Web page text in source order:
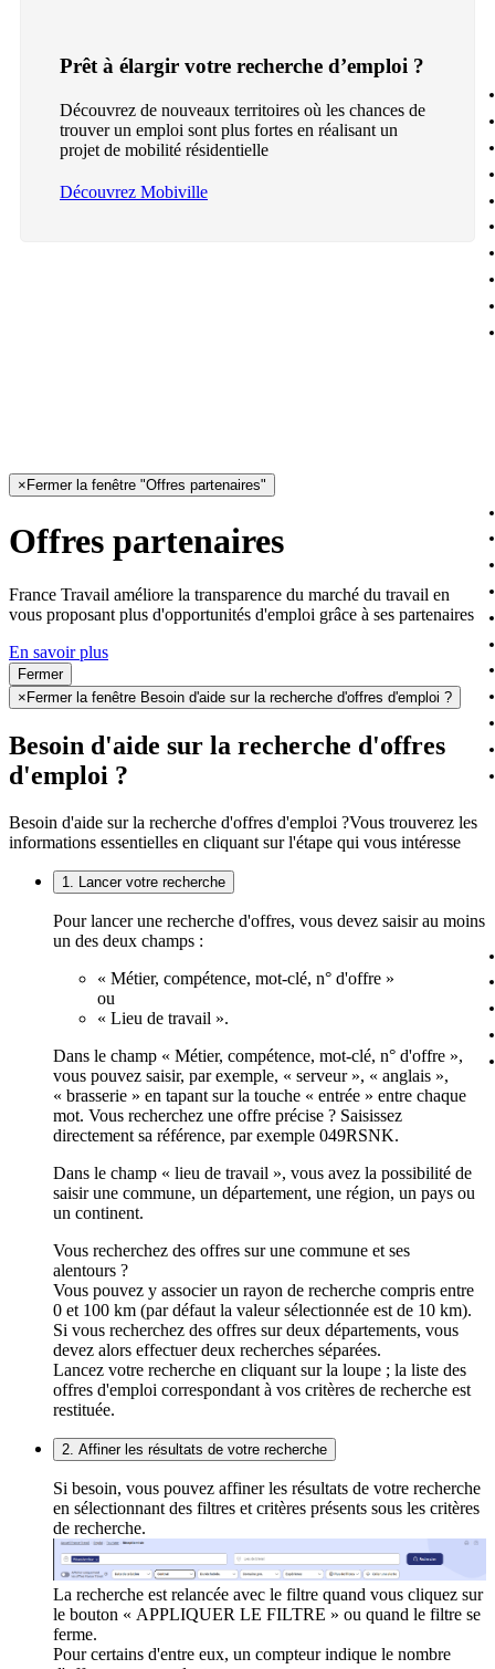
Prêt à élargir votre recherche d’emploi ?
Découvrez de nouveaux territoires où les chances de
trouver un emploi sont plus fortes en réalisant un
projet de mobilité résidentielle
Découvrez Mobiville
× Fermer la fenêtre "Offres partenaires"
Offres partenaires
France Travail améliore la transparence du marché du travail en
vous proposant plus d'opportunités d'emploi grâce à ses partenaires
En savoir plus
Fermer
× Fermer la fenêtre Besoin d'aide sur la recherche d'offres d'emploi ?
Besoin d'aide sur la recherche d'offres
d'emploi ?
Besoin d'aide sur la recherche d'offres d'emploi ?Vous trouverez les
informations essentielles en cliquant sur l'étape qui vous intéresse
1. Lancer votre recherche
Pour lancer une recherche d'offres, vous devez saisir au moins
un des deux champs :
« Métier, compétence, mot-clé, n° d'offre »
ou
« Lieu de travail ».
Dans le champ « Métier, compétence, mot-clé, n° d'offre »,
vous pouvez saisir, par exemple, « serveur », « anglais »,
« brasserie » en tapant sur la touche « entrée » entre chaque
mot. Vous recherchez une offre précise ? Saisissez
directement sa référence, par exemple 049RSNK.
Dans le champ « lieu de travail », vous avez la possibilité de
saisir une commune, un département, une région, un pays ou
un continent.
Vous recherchez des offres sur une commune et ses
alentours ?
Vous pouvez y associer un rayon de recherche compris entre
0 et 100 km (par défaut la valeur sélectionnée est de 10 km).
Si vous recherchez des offres sur deux départements, vous
devez alors effectuer deux recherches séparées.
Lancez votre recherche en cliquant sur la loupe ; la liste des
offres d'emploi correspondant à vos critères de recherche est
restituée.
2. Affiner les résultats de votre recherche
Si besoin, vous pouvez affiner les résultats de votre recherche
en sélectionnant des filtres et critères présents sous les critères
de recherche.
La recherche est relancée avec le filtre quand vous cliquez sur
le bouton « APPLIQUER LE FILTRE » ou quand le filtre se
ferme.
Pour certains d'entre eux, un compteur indique le nombre